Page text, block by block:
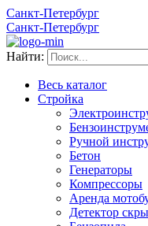
Санкт-Петербург
Санкт-Петербург
Найти:
Весь каталог
Стройка
Ручной
Бетон
Генераторы
Компрессоры
Аренда
Детектор